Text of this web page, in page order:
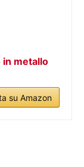
metallo
su Amazon